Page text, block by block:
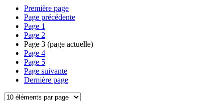
Première page
Page précédente
Page 1
Page 2
Page 3 (page actuelle)
Page 4
Page 5
Page suivante
Dernière page